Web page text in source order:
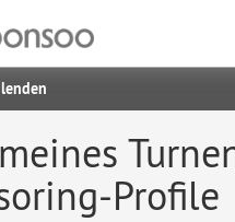
Profile